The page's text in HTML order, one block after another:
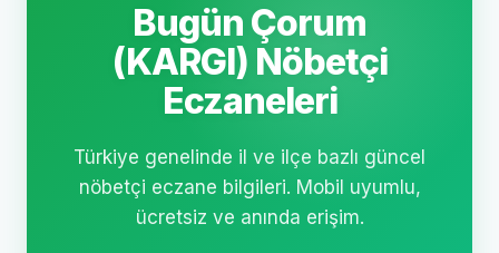
Bugün Çorum
(KARGI) Nöbetçi
Eczaneleri
Türkiye genelinde il ve ilçe bazlı güncel
nöbetçi eczane bilgileri. Mobil uyumlu,
ücretsiz ve anında erişim.